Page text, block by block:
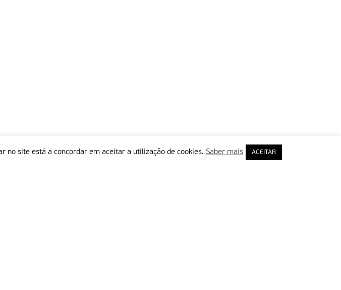
no site está a concordar em aceitar a utilização de cookies. Saber mais ACEITAR